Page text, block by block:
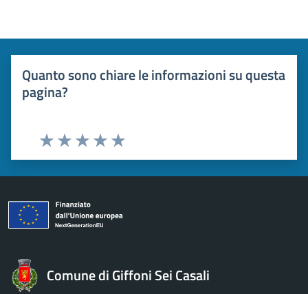
Quanto sono chiare le informazioni su questa
pagina?
Valuta 5 stelle su 5
Valuta 4 stelle su 5
Valuta 3 stelle su 5
Valuta 2 stelle su 5
Valuta 1 stelle su 5
Comune di Giffoni Sei Casali